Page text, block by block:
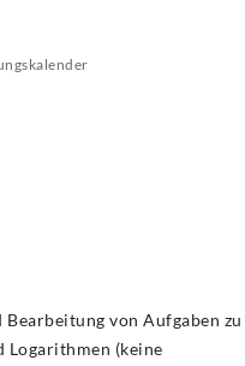
von Aufgaben zu
Logarithmen (keine